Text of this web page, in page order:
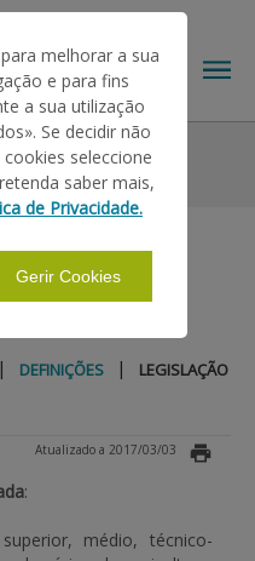
Histórico
| DEFINIÇÕES | LEGISLAÇÃO
Atualizado a 2017/03/03
:
médio, técnico-
melhorar a sua
e para fins
a sua utilização
Se decidir não
seleccione
saber mais,
de Privacidade.
Gerir Cookies